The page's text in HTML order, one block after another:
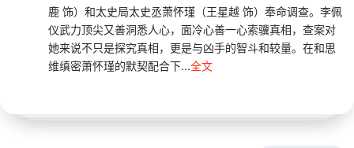
鹿 饰）和太史局太史丞萧怀瑾（王星越 饰）奉命调查。李佩
仪武力顶尖又善洞悉人心，面冷心善一心索骥真相，查案对
她来说不只是探究真相，更是与凶手的智斗和较量。在和思
维缜密萧怀瑾的默契配合下...全文